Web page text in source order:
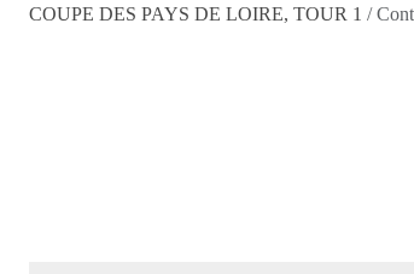
COUPE DES PAYS DE LOIRE, TOUR 1 /